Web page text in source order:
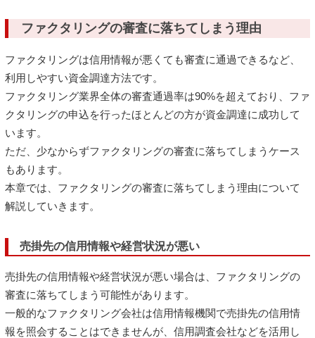
ファクタリングの審査に落ちてしまう理由
ファクタリングは信用情報が悪くても審査に通過できるなど、
利用しやすい資金調達方法です。
ファクタリング業界全体の審査通過率は90%を超えており、ファ
クタリングの申込を行ったほとんどの方が資金調達に成功して
います。
ただ、少なからずファクタリングの審査に落ちてしまうケース
もあります。
本章では、ファクタリングの審査に落ちてしまう理由について
解説していきます。
売掛先の信用情報や経営状況が悪い
売掛先の信用情報や経営状況が悪い場合は、ファクタリングの
審査に落ちてしまう可能性があります。
一般的なファクタリング会社は信用情報機関で売掛先の信用情
報を照会することはできませんが、信用調査会社などを活用し